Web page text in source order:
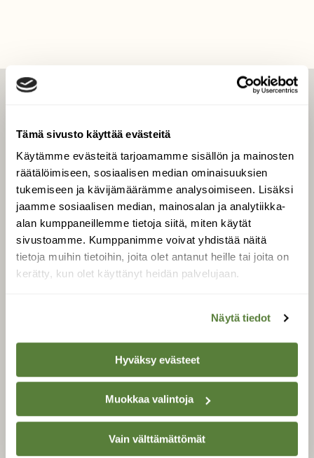
Tämä sivusto käyttää evästeitä
Käytämme evästeitä tarjoamamme sisällön ja mainosten
räätälöimiseen, sosiaalisen median ominaisuuksien
tukemiseen ja kävijämäärämme analysoimiseen. Lisäksi
jaamme sosiaalisen median, mainosalan ja analytiikka-
alan kumppaneillemme tietoja siitä, miten käytät
sivustoamme. Kumppanimme voivat yhdistää näitä
tietoja muihin tietoihin, joita olet antanut heille tai joita on
kerätty, kun olet käyttänyt heidän palvelujaan.
Näytä tiedot
Hyväksy evästeet
Muokkaa valintoja
Vain välttämättömät
Uusin lehti
Tilaa Suomen Luonto
Tilaa digilukuoikeus
Äänestä parasta juttua
Tilaa uutiskirje
SUOMEN LUONNON­
Suomen Luonto -lehden
luonnonsuojelu­liitto.